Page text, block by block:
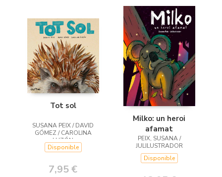
Tot sol
SUSANA PEIX / DAVID
GÓMEZ / CAROLINA
LUZÓN
Disponible
7,95 €
Milko: un heroi
afamat
PEIX, SUSANA /
JULILUSTRADOR
Disponible